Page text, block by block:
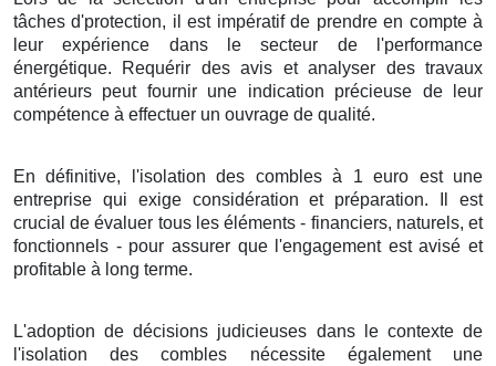
tâches d'protection, il est impératifde prendre en compteà
leurexpérience dans lesecteur de l'performance
énergétique. Requérir desavis etanalyser destravaux
antérieurs peut fournirune indication précieuse de leur
compétence à effectuer un ouvrage de qualité.
En définitive, l'isolation des comblesà 1 euro est une
entreprise qui exige considération et préparation. Il est
crucial deévaluer tous leséléments - financiers, naturels, et
fonctionnels - pour assurerque l'engagementestavisé et
profitable à long terme.
L'adoption dedécisions judicieuses dans le contextede
l'isolation descombles nécessite égalementune